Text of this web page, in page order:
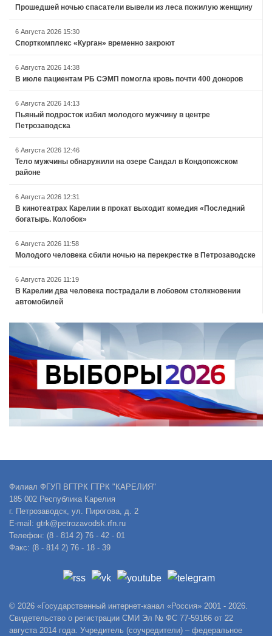
Прошедшей ночью спасатели вывели из леса пожилую женщину
6 Августа 2026 15:30
Спорткомплекс «Курган» временно закроют
6 Августа 2026 14:38
В июле пациентам РБ СЭМП помогла кровь почти 400 доноров
6 Августа 2026 14:13
Пьяный подросток избил молодого мужчину в центре
Петрозаводска
6 Августа 2026 12:46
Тело мужчины обнаружили на озере Сандал в Кондопожском
районе
6 Августа 2026 12:31
В кинотеатрах Карелии в прокат выходит комедия «Последний
богатырь. Колобок»
6 Августа 2026 11:58
Молодого человека сбили ночью на перекрестке в Петрозаводске
6 Августа 2026 11:19
В Карелии два человека пострадали в лобовом столкновении
автомобилей
Филиал ФГУП ВГТРК ГТРК "КАРЕЛИЯ"
185 002 Республика Карелия
г. Петрозаводск, ул. Пирогова, д. 2
E-mail: gtrk@petrozavodsk.rfn.ru
Телефон: (8 - 814 2) 76 - 42 - 01
Факс: (8 - 814 2) 76 - 18 - 39
© 2026 «Государственный интернет-канал «Россия» 2001 - 2026.
Свидетельство о регистрации СМИ Эл № ФС 77-59166 от 22
августа 2014 года. Учредитель (соучредители) – федеральное